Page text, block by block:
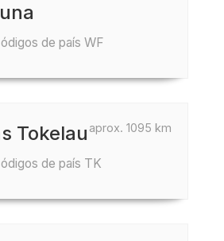
de país WF
aprox. 1095 km
Tokelau
de país TK